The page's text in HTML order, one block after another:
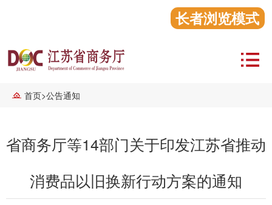
长者浏览模式
首页>公告通知
省商务厅等14部门关于印发江苏省推动
消费品以旧换新行动方案的通知